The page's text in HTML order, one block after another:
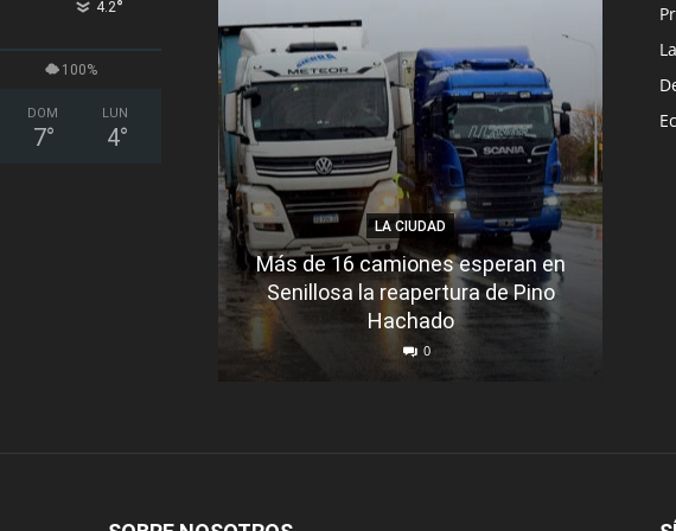
4.2°
100%
DOM
7°
LUN
4°
LA CIUDAD
Más de 16 camiones esperan en
Senillosa la reapertura de Pino
Hachado
0